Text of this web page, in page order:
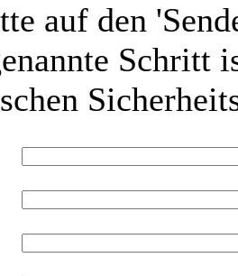
auf den
Schritt